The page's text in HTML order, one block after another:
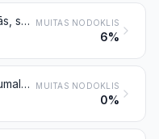
Putnu olas čaumalās, svaigas, konservētas vai pagatavotas MUITAS NODOKLIS
6%
Putnu olas bez čaumalas un olu dzeltenumi, svaigi, žāvēti, pagatavoti, tvaicējot vai vārot ūdenī, formēti, saldēti vai citādi konservēti, arī ar cukura vai citu saldinātāju piedevu MUITAS NODOKLIS
0%